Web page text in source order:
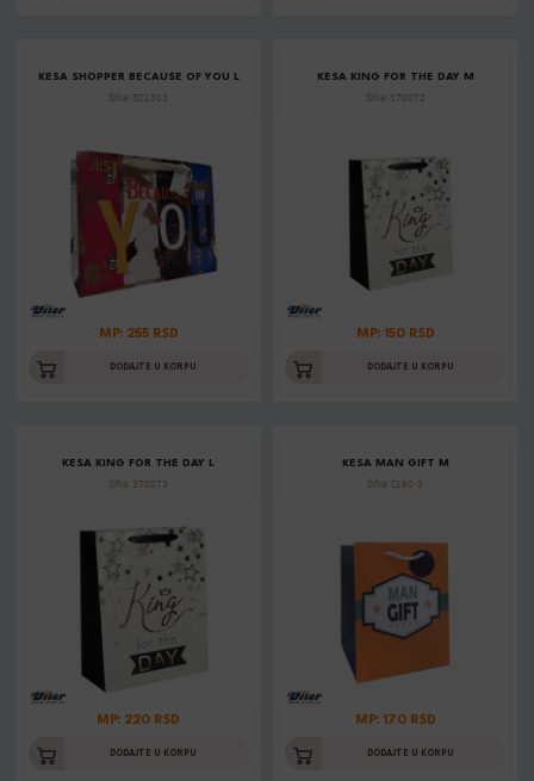
KESA SHOPPER BECAUSE OF YOU L
Šifra: ED2303
MP: 255 RSD
DODAJTE U KORPU
KESA KING FOR THE DAY M
Šifra: 370072
MP: 150 RSD
DODAJTE U KORPU
KESA KING FOR THE DAY L
Šifra: 370073
MP: 220 RSD
DODAJTE U KORPU
KESA MAN GIFT M
Šifra: CL90-3
MP: 170 RSD
DODAJTE U KORPU